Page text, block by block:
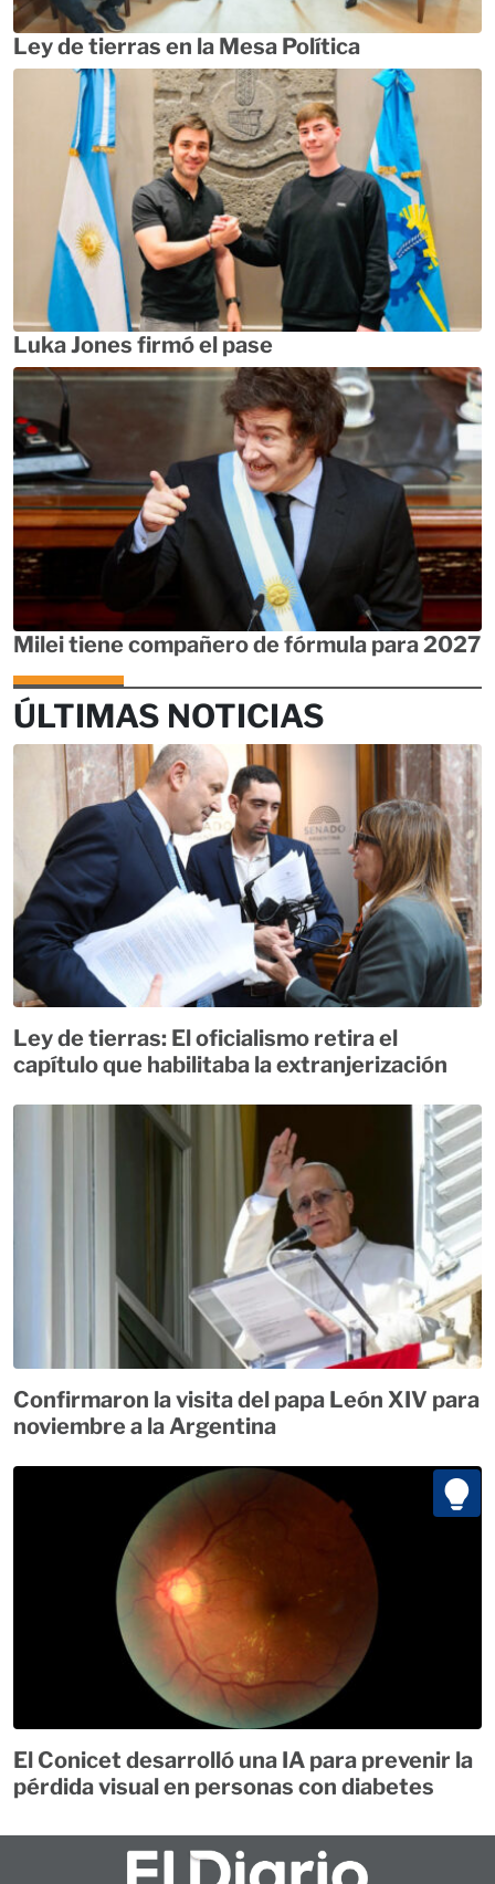
Ley de tierras en la Mesa Política
Luka Jones firmó el pase
Milei tiene compañero de fórmula para 2027
ÚLTIMAS NOTICIAS
Ley de tierras: El oficialismo retira el
capítulo que habilitaba la extranjerización
Confirmaron la visita del papa León XIV para
noviembre a la Argentina
El Conicet desarrolló una IA para prevenir la
pérdida visual en personas con diabetes